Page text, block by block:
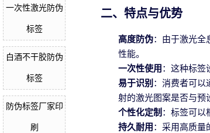
一次性激光防伪
标签
白酒不干胶防伪
标签
防伪标签厂家印
刷
二、特点与优势
高度防伪：由于激光全
性能。
一次性使用：这种标签
易于识别 ：消费者可以
射的激光图案是否与预
个性化定制 ：标签可以
持久耐用：采用高质量